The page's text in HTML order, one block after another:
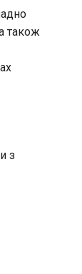
також
з